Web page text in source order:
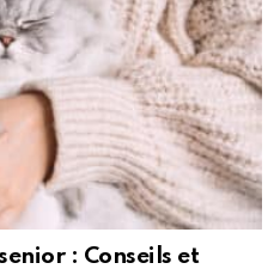
: Conseils et